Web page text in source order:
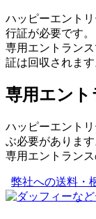
ハッピーエント
行証が必要です。
専用エントラン
証は回収されます
専用エント
ハッピーエント
ぶ必要があります
専用エントラン
弊社への送料・